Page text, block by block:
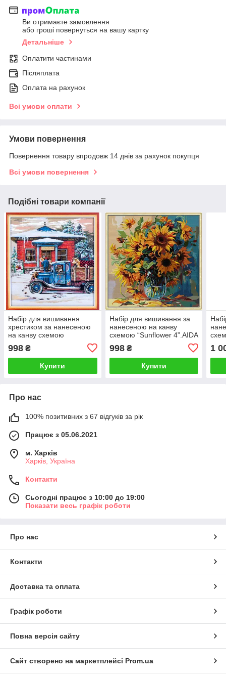
Ви отримаєте замовлення
або гроші повернуться на вашу картку
Детальніше
Оплатити частинами
Післяплата
Оплата на рахунок
Всі умови оплати
Умови повернення
Повернення товару впродовж 14 днів за рахунок покупця
Всі умови повернення
Подібні товари компанії
Набір для вишивання
хрестиком за нанесеною
на канву схемою
AIDA 14CT printed, 49*51
см
998 ₴
Купити
Набір для вишивання за
нанесеною на канву
схемою “Sunflower 4”.AIDA
998₴
Купити
1
Про нас
100% позитивних з 67 відгуків за рік
Працює з 05.06.2021
м. Харків
Харків, Україна
Контакти
Сьогодні працює з 10:00 до 19:00
Показати весь графік роботи
Про нас
Контакти
Доставка та оплата
Графік роботи
Повна версія сайту
Сайт створено на маркетплейсі Prom.ua